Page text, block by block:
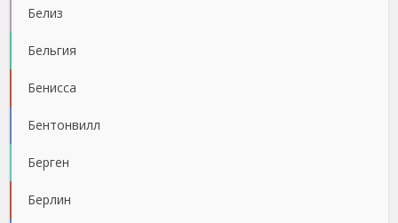
Белиз
Бельгия
Бенисса
Бентонвилл
Берген
Берлин